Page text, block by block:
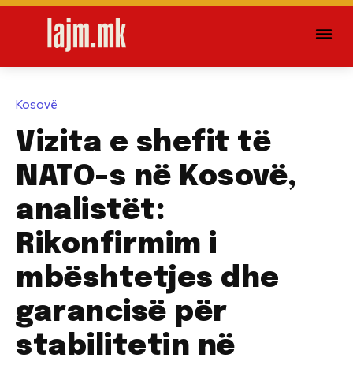
Kosovë
Vizita e shefit të
NATO-s në Kosovë,
analistët:
Rikonfirmim i
mbështetjes dhe
garancisë për
stabilitetin në